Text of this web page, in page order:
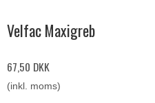
Velfac Maxigreb
67,50 DKK
(inkl. moms)